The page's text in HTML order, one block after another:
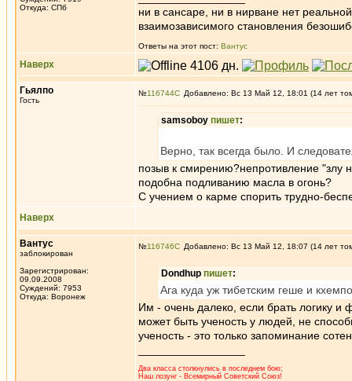
Откуда: СПб
ни в сансаре, ни в нирване нет
взаимозависимого становления
Ответы на этот пост: Вантус
Наверх
Гьялпо
Гость
№116744 Добавлено: Вс 13 Май 12, 18:01 (14 лет
samsoboy пишет:
Верно, так всегда было. И
позыв к смирению?непротивление "злу
подобна подливанию масла в огонь?
С учением о карме спорить трудно-
Наверх
Вантус
заблокирован
Зарегистрирован:
09.09.2008
Суждений: 7953
Откуда: Воронеж
№116746 Добавлено: Вс 13 Май 12, 18:07 (14 лет
Dondhup пишет:
Ага куда уж тибетским геше и
Им - очень далеко, если брать логику
может быть ученость у людей, не
ученость - это только запоминание
Два класса столкнулись в последнем бою;
Наш лозунг - Всемирный Советский Союз!